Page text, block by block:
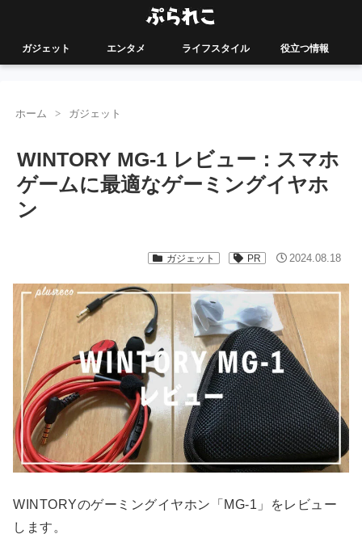
ガジェット エンタメ ライフスタイル 役立つ情報
ホーム ガジェット
WINTORY MG-1 レビュー：スマホ
ゲームに最適なゲーミングイヤホ
ン
ガジェット PR 2024.08.18
WINTORYのゲーミングイヤホン「MG-1」をレビュー
します。